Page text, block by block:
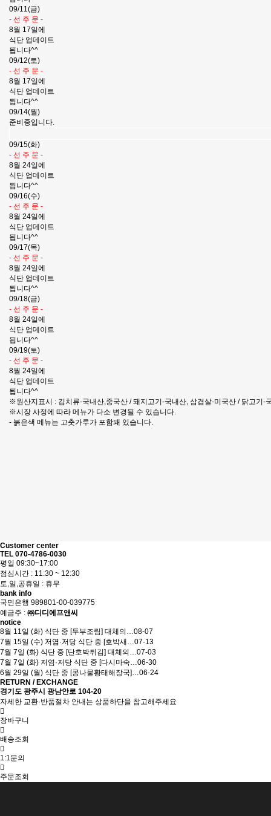
09/11(금)
- 선 주 문 -
8월 17일에
식단 업데이트
됩니다^^
09/12(토)
- 선 주 문 -
8월 17일에
식단 업데이트
됩니다^^
09/14(월)
준비중입니다.
09/15(화)
- 선 주 문 -
8월 24일에
식단 업데이트
됩니다^^
09/16(수)
- 선 주 문 -
8월 24일에
식단 업데이트
됩니다^^
09/17(목)
- 선 주 문 -
8월 24일에
식단 업데이트
됩니다^^
09/18(금)
- 선 주 문 -
8월 24일에
식단 업데이트
됩니다^^
09/19(토)
- 선 주 문 -
8월 24일에
식단 업데이트
됩니다^^
※원산지표시 : 김치류-국내산,중국산 / 돼지고기-국내산, 삼겹살-미국산 / 닭고기-
※시장 사정에 따라 메뉴가 다소 변경될 수 있습니다.
- 붉은색 메뉴는 고춧가루가 포함돼 있습니다.
Customer center
TEL 070-4786-0030
평일 09:30~17:00
점심시간 : 11:30 ~ 12:30
토,일,공휴일 : 휴무
bank info
국민은행 989801-00-039775
예금주 : ㈜디디에프앤씨
notice
8월 11일 (화) 식단 중 [두부조림] 대체의…08-07
7월 15일 (수) 저염·저당 식단 중 [호박새…07-13
7월 7일 (화) 식단 중 [단호박튀김] 대체의…07-03
7월 7일 (화) 저염·저당 식단 중 [다시마숙…06-30
6월 29일 (월) 식단 중 [콩나물황태해장국]…06-24
RETURN / EXCHANGE
경기도 광주시 광남안로 104-20
자세한 교환·반품절차 안내는 상품하단을 참고해주세요
장바구니
배송조회
1:1문의
주문조회